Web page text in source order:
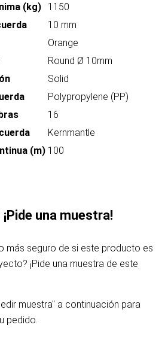
(kg)
1150
10 mm
Orange
Round Ø 10mm
Solid
Polypropylene (PP)
16
Kernmantle
(m) 100
una muestra!
más seguro de si este producto es
¡Pide una muestra de este
muestra" a continuación para
pedido.